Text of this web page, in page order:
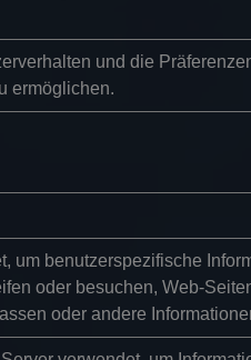
und die
ermöglichen.
um benutzerspezifische
oder besuchen, Web-
oder andere